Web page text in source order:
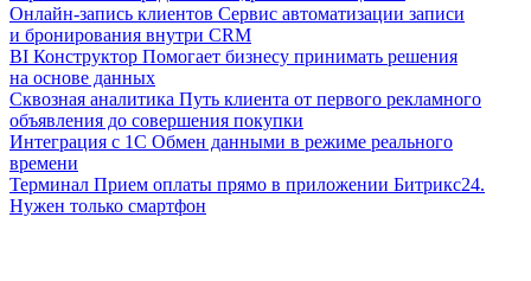
Онлайн-запись клиентов Сервис автоматизации записи
и бронирования внутри CRM
BI Конструктор Помогает бизнесу принимать решения
на основе данных
Сквозная аналитика Путь клиента от первого рекламного
объявления до совершения покупки
Интеграция с 1С Обмен данными в режиме реального
времени
Терминал Прием оплаты прямо в приложении Битрикс24.
Нужен только смартфон